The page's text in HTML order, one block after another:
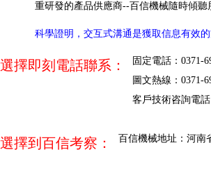
重研發的產品供應商--百信機械隨時傾
科學證明，交互式溝通是獲取信息有效
選擇即刻電話聯系：
固定電話：0371-
圖文熱線：0371-
客戶技術咨詢電話
選擇到百信考察： 百信機械地址：河南